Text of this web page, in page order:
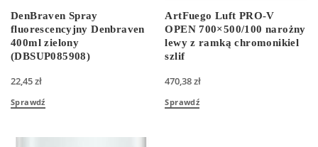
DenBraven Spray
fluorescencyjny Denbraven
400ml zielony
(DBSUP085908)
22,45zł
Sprawdź
ArtFuego Luft PRO-V
OPEN 700×500/100 narożny
lewy z ramką chromonikiel
szlif
470,38zł
Sprawdź